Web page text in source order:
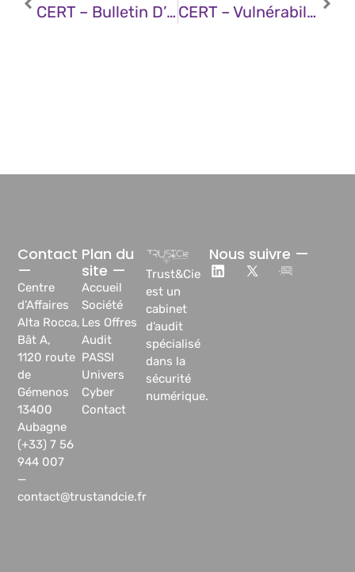
CERT – Bulletin D’actualité CERTFR-2025-ACT-018 (28 Avril 2025) CERT – Vulnérabilité Dans SAP NetWeaver (28 Avril 2025)
Trust&Cie
est un
cabinet
d’audit
spécialisé
dans la
sécurité
numérique.
Plan du
site —
Accueil
Société
Les Offres
Audit
PASSI
Univers
Cyber
Contact
Contact
—
Centre
d’Affaires
Alta Rocca,
Bât A,
1120 route
de
Gémenos
13400
Aubagne
(+33) 7 56
944 007
—
contact@trustandcie.fr
Nous suivre —